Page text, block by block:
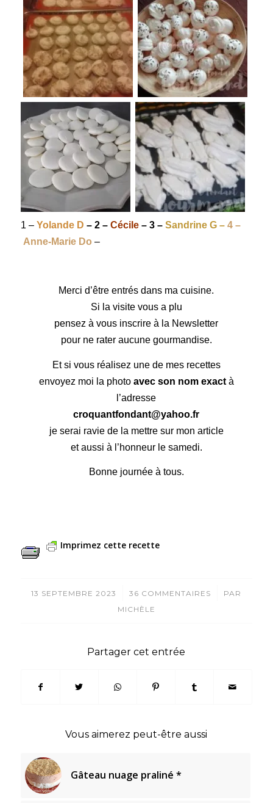
1 – Yolande D – 2 – Cécile – 3 – Sandrine G – 4 –
Anne-MarieDo –
Merci d’être entrés dans ma cuisine.
Si la visite vous a plu
pensez à vous inscrire à la Newsletter
pour ne rater aucune gourmandise.
Et si vous réalisez une de mes recettes
envoyez moi la photo avec son nom exactà
l’adresse
croquantfondant@yahoo.fr
je serai ravie de la mettre sur mon article
et aussi à l’honneur le samedi.
Bonne journée à tous.
Imprimez cette recette
13 SEPTEMBRE 2023
/ 36 COMMENTAIRES
/
PAR
MICHÈLE
Partager cet entrée
Vous aimerez peut-être aussi
Gâteau nuage praliné *